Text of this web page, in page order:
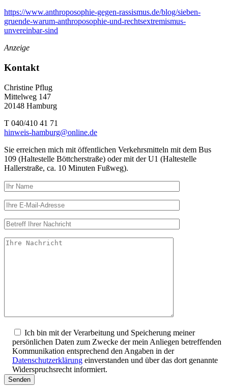
https://www.anthroposophie-gegen-rassismus.de/blog/sieben-
gruende-warum-anthroposophie-und-rechtsextremismus-
unvereinbar-sind
Anzeige
Kontakt
Christine Pflug
Mittelweg 147
20148 Hamburg
T 040/410 41 71
hinweis-hamburg@online.de
Sie erreichen mich mit öffentlichen Verkehrsmitteln mit dem Bus
109 (Haltestelle Böttcherstraße) oder mit der U1 (Haltestelle
Hallerstraße, ca. 10 Minuten Fußweg).
Ich bin mit der Verarbeitung und Speicherung meiner
persönlichen Daten zum Zwecke der mein Anliegen betreffenden
Kommunikation entsprechend den Angaben in der
Datenschutzerklärung einverstanden und über das dort genannte
Widerspruchsrecht informiert.